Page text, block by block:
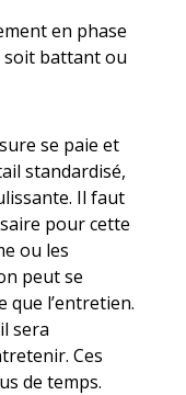
en phase
soit battant ou
se paie et
standardisé,
Il faut
pour cette
ou les
peut se
que l’entretien.
sera
Ces
de temps.